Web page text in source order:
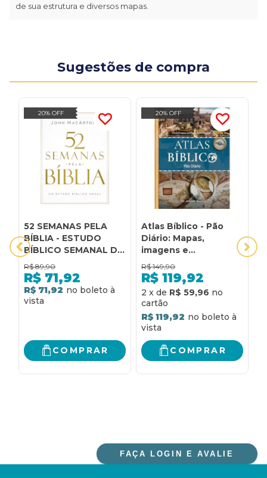
de sua estrutura e diversos mapas.
Sugestões de compra
20% OFF
52 SEMANAS PELA
BÍBLIA - ESTUDO
BÍBLICO SEMANAL DO
AUTOR DE "MANUAL
BÍBLICO
MACARTHUR"
R$ 89,90
R$ 71,92
R$ 71,92
COMPRAR
20% OFF
Atlas Bíblico - Pão
Diário: Mapas,
imagens e
comentários para
aprofundar seu
estudo bíblico
R$ 149,90
R$ 119,92
2 x de R$ 59,96
R$ 119,92
COMPRAR
FAÇA LOGIN E AVALIE